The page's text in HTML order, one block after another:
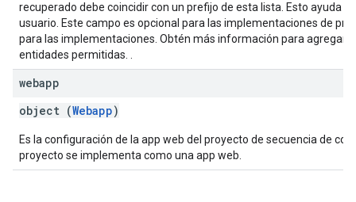
recuperado debe coincidir con un prefijo de esta lista. Esto ayuda a
usuario. Este campo es opcional para las implementaciones de
para las implementaciones. Obtén más información para agregar
entidades permitidas.
webapp
object (Webapp)
Es la configuración de la app web del proyecto de secuencia de
proyecto se implementa como una app web.